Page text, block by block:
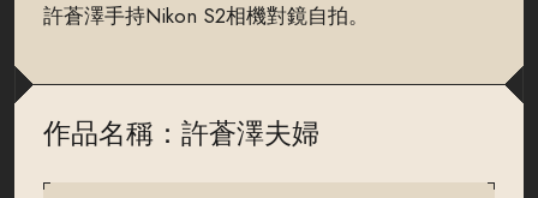
許蒼澤手持Nikon S2相機對鏡自拍。
作品名稱：許蒼澤夫婦